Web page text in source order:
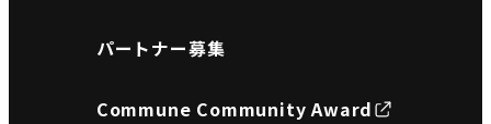
パートナー募集
Commune Community Award